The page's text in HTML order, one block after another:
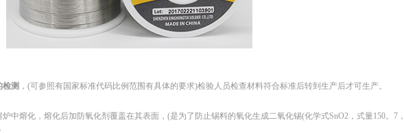
测 ，(可参照有国家标准代码比例范围有具体的要求)检验人员检查材料符合标准后转到生产后才可生产。
中熔化，熔化后加防氧化剂覆盖在其表面，(是为了防止锡料的氧化生成二氧化锡(化学式SnO2，式量150。7